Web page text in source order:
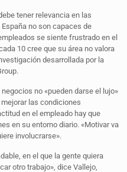
tener relevancia en las
no son capaces de
se siente frustrado en el
10 cree que su área no valora
desarrollada por la
no «pueden darse el lujo»
las condiciones
en el empleado hay que
en su entorno diario. «Motivar va
involucrarse».
en el que la gente quiera
otro trabajo», dice Vallejo,